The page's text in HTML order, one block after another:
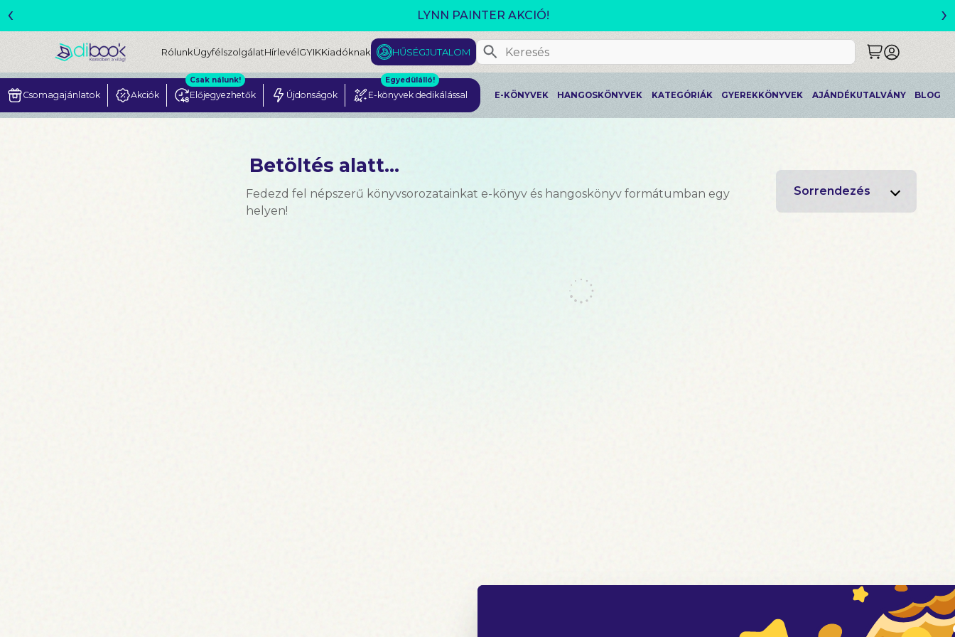
MEGJELENT! L. J. SHEN: LEGVADABB ÁLMAIMBAN SZERETLEK
‹ ›
RólunkÜgyfélszolgálatHírlevélGYIKKiadóknak HŰSÉGJUTALOM
Csomagajánlatok Akciók Előjegyezhetők
Csak nálunk!
Újdonságok E-könyvek dedikálással
Egyedülálló!
E-KÖNYVEK HANGOSKÖNYVEK KATEGÓRIÁK GYEREKKÖNYVEK AJÁNDÉKUTALVÁNY BLOG
Betöltés alatt...
Fedezd fel népszerű könyvsorozatainkat e-könyv és hangoskönyv formátumban egy
helyen!
Sorrendezés